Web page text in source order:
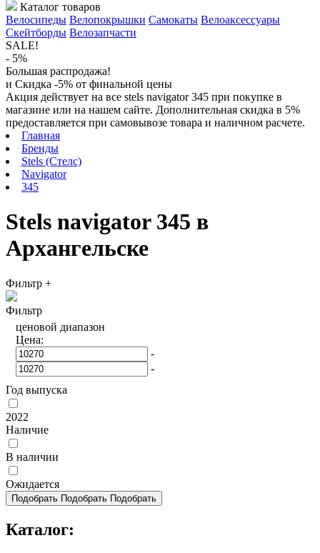
Каталог товаров
Велосипеды Велопокрышки Самокаты Велоаксессуары
Скейтборды Велозапчасти
SALE!
- 5%
Большая распродажа!
и Скидка -5% от финальной цены
Акция действует на все stels navigator 345 при покупке в
магазине или на нашем сайте. Дополнительная скидка в 5%
предоставляется при самовывозе товара и наличном расчете.
Главная
Бренды
Stels (Стелс)
Navigator
345
Stels navigator 345 в
Архангельске
Фильтр +
Фильтр
ценовой диапазон
Цена:
-
-
Год выпуска
2022
Наличие
В наличии
Ожидается
Подобрать Подобрать Подобрать
Каталог: